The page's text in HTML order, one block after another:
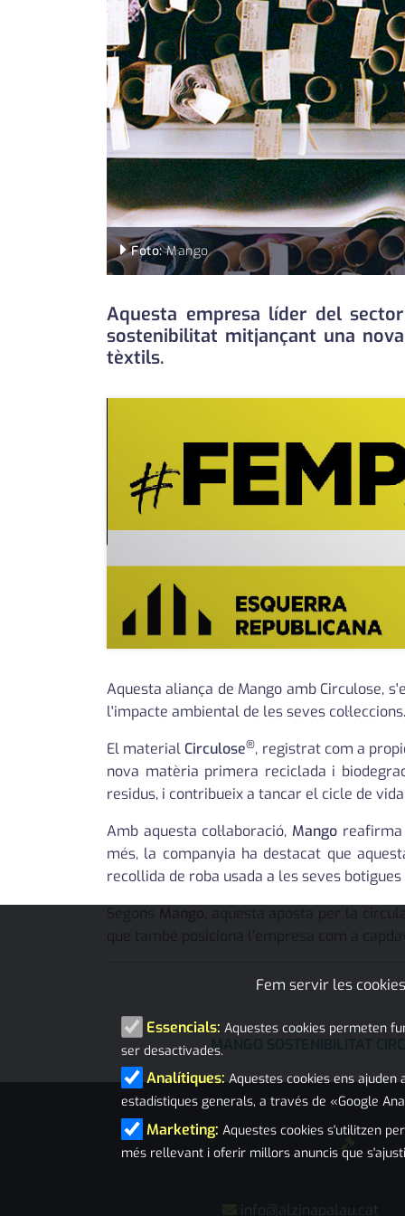
Foto:Mango
Aquesta empresa líder del
sostenibilitat mitjançant una
tèxtils.
Aquesta aliança de Mango amb Circulose,
l'impacte ambiental de les seves col·leccions.
El material Circulose®, registrat com a
nova matèria primera reciclada i
residus, i contribueix a tancar el cicle de
Amb aquesta col·laboració, Mango
més, la companyia ha destacat que
recollida de roba usada a les seves
que també posiciona l'empresa com a
MANGO SOSTENIBILITAT
Fem servir les
Essencials: Aquestes cookies permeten
ser desactivades.
Analítiques: Aquestes cookies ens
estadístiques generals, a través de «Google
Marketing: Aquestes cookies s'utilitzen
més rellevant i oferir millors anuncis que